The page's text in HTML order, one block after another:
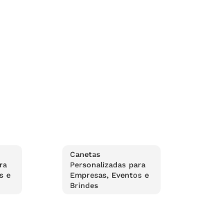
e
Canetas
Personalizadas para
Empresas, Eventos e
Brindes